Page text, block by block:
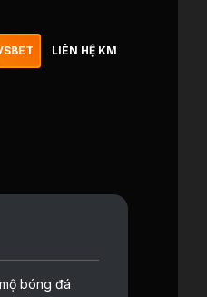
LIÊN HỆ KM
bóng đá